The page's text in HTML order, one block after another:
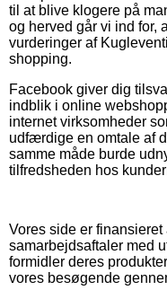
til at blive klogere på
og herved går vi ind for,
vurderinger af
shopping.
Facebook giver dig
indblik i online
internet virksomheder
udfærdige en omtale af
samme måde burde
tilfredsheden hos
Vores side er
samarbejdsaftaler med
formidler deres
vores besøgende